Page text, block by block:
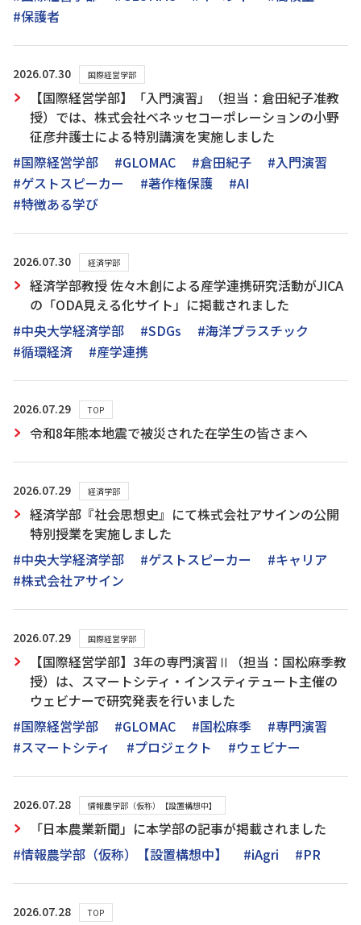
#保護者
2026.07.30 国際経営学部
【国際経営学部】「入門演習」（担当：倉田紀子准教
授）では、株式会社ベネッセコーポレーションの小野
征彦弁護士による特別講演を実施しました
#国際経営学部
#GLOMAC #倉田紀子
#入門演習
#ゲストスピーカー
#著作権保護
#AI
#特徴ある学び
2026.07.30 経済学部
経済学部教授 佐々木創による産学連携研究活動がJICA
の「ODA見える化サイト」に掲載されました
#中央大学経済学部
#SDGs
#海洋プラスチック
#循環経済
#産学連携
2026.07.29 TOP
令和8年熊本地震で被災された在学生の皆さまへ
2026.07.29 経済学部
経済学部『社会思想史』にて株式会社アサインの公開
特別授業を実施しました
#中央大学経済学部
#ゲストスピーカー
#キャリア
#株式会社アサイン
2026.07.29 国際経営学部
【国際経営学部】3年の専門演習Ⅱ（担当：国松麻季教
授）は、スマートシティ・インスティテュート主催の
ウェビナーで研究発表を行いました
#国際経営学部
#GLOMAC #国松麻季
#専門演習
#スマートシティ
#プロジェクト #ウェビナー
2026.07.28 情報農学部（仮称）【設置構想中】
「日本農業新聞」に本学部の記事が掲載されました
#情報農学部（仮称）【設置構想中】
#iAgri #PR
2026.07.28 TOP